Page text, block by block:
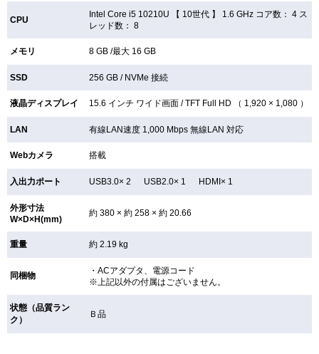
CPU
Intel Core i5 10210U 【 10世代 】 1.6 GHz コア数： 4 ス
レッド数： 8
メモリ 8 GB /最大 16 GB
SSD 256 GB / NVMe 接続
液晶ディスプレイ 15.6 インチ ワイド画面 /TFT Full HD （ 1,920 × 1,080 ）
LAN 有線LAN速度 1,000 Mbps 無線LAN対応
Webカメラ 搭載
入出力ポート USB3.0× 2 USB2.0× 1 HDMI× 1
外形寸法
W×D×H(mm)
約 380 × 約 258 × 約 20.66
重量 約 2.19 kg
同梱物
・ACアダプタ、電源コード
※上記以外の付属はございません。
状態（品質ラン
ク）
Ｂ品